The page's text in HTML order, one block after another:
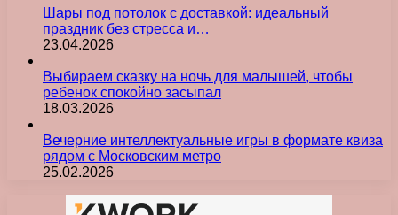
Шары под потолок с доставкой: идеальный
праздник без стресса и…
23.04.2026
Выбираем сказку на ночь для малышей, чтобы
ребенок спокойно засыпал
18.03.2026
Вечерние интеллектуальные игры в формате квиза
рядом с Московским метро
25.02.2026